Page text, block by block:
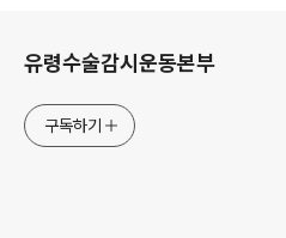
유령수술감시운동본부
구독하기